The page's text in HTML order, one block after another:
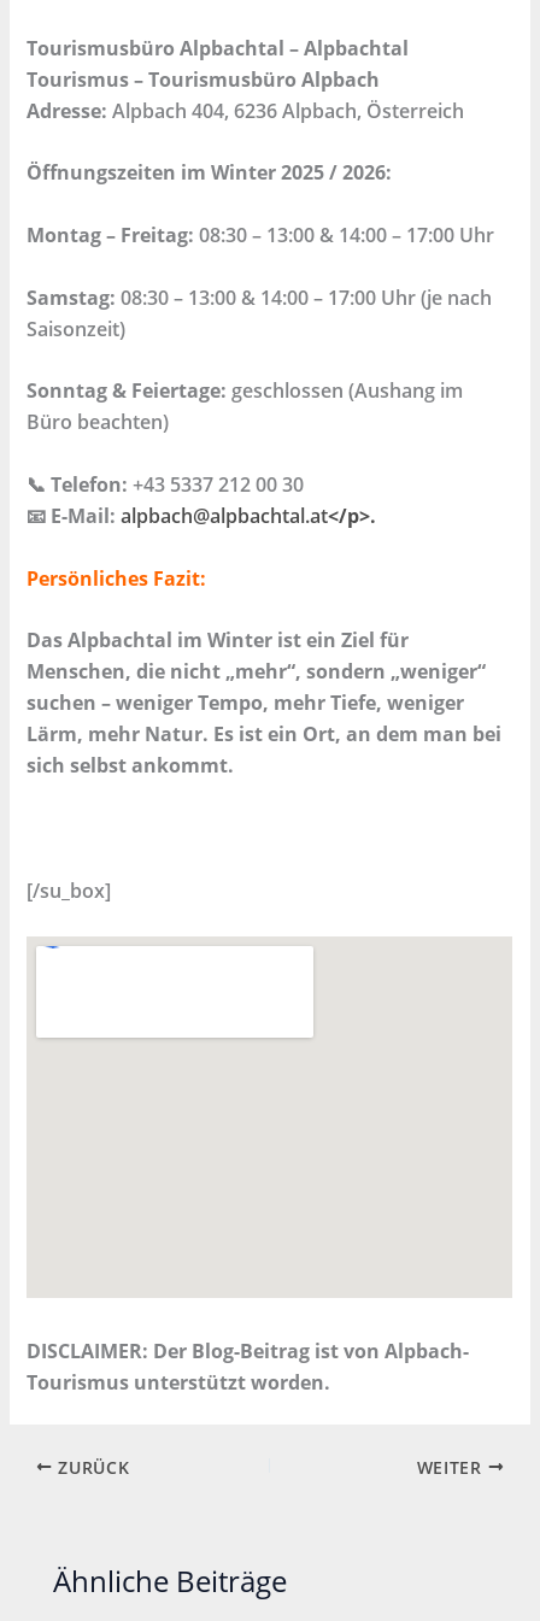
Tourismusbüro Alpbachtal –Alpbachtal
Tourismus – Tourismusbüro Alpbach
Adresse: Alpbach 404, 6236 Alpbach, Österreich
Öffnungszeiten im Winter 2025 / 2026:
Montag – Freitag: 08:30 – 13:00 & 14:00 – 17:00 Uhr
Samstag: 08:30 – 13:00 & 14:00 – 17:00 Uhr (je nach
Saisonzeit)
Sonntag & Feiertage: geschlossen (Aushang im
Büro beachten)
📞Telefon: +43 5337 212 00 30
📧 E-Mail: alpbach@alpbachtal.at</p>.
Persönliches Fazit:
Das Alpbachtal im Winter ist ein Ziel für
Menschen, die nicht „mehr“, sondern „weniger“
suchen – weniger Tempo, mehr Tiefe, weniger
Lärm, mehr Natur. Es ist ein Ort, an dem man bei
sich selbst ankommt.
[/su_box]
DISCLAIMER: Der Blog-Beitrag ist von Alpbach-
Tourismus unterstützt worden.
ZURÜCK WEITER
Ähnliche Beiträge